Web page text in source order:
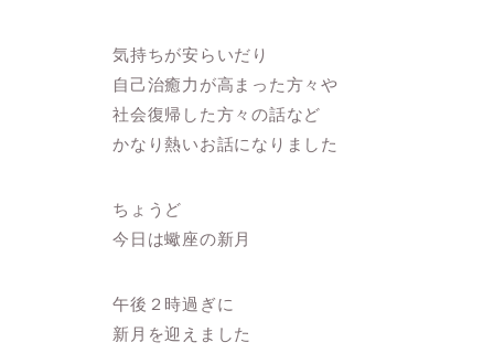
気持ちが安らいだり
自己治癒力が高まった方々や
社会復帰した方々の話など
かなり熱いお話になりました
ちょうど
今日は蠍座の新月
午後２時過ぎに
新月を迎えました